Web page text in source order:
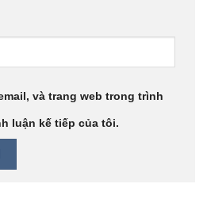
và trang web trong trình
luận kế tiếp của tôi.